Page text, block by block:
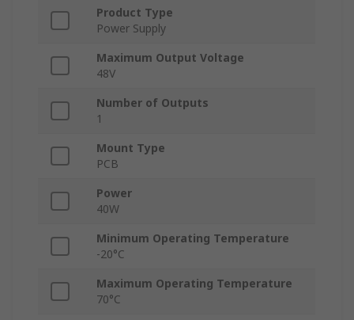
Product Type
Power Supply
Maximum Output Voltage
48V
Number of Outputs
1
Mount Type
PCB
Power
40W
Minimum Operating Temperature
-20°C
Maximum Operating Temperature
70°C